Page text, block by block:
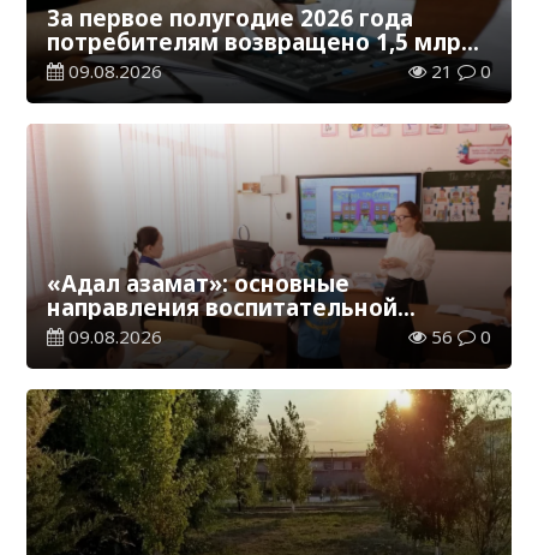
За первое полугодие 2026 года
потребителям возвращено 1,5 млрд
тенге
09.08.2026 21 0
«Адал азамат»: основные
направления воспитательной
работы в новом учебном году
09.08.2026 56 0